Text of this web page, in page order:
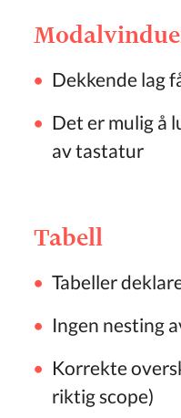
Dekkende lag
Det er mulig å
av tastatur
Tabell
Tabeller
Ingen nesting
Korrekte
riktig scope)